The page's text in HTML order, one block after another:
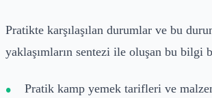
Pratikte karşılaşılan durumlar ve bu
yaklaşımların sentezi ile oluşan bu
Pratik kamp yemek tarifleri ve